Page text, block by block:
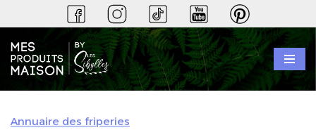
au
contenu
Annuaire des friperies